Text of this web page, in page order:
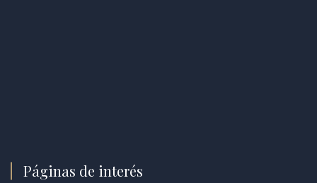
Páginas de interés